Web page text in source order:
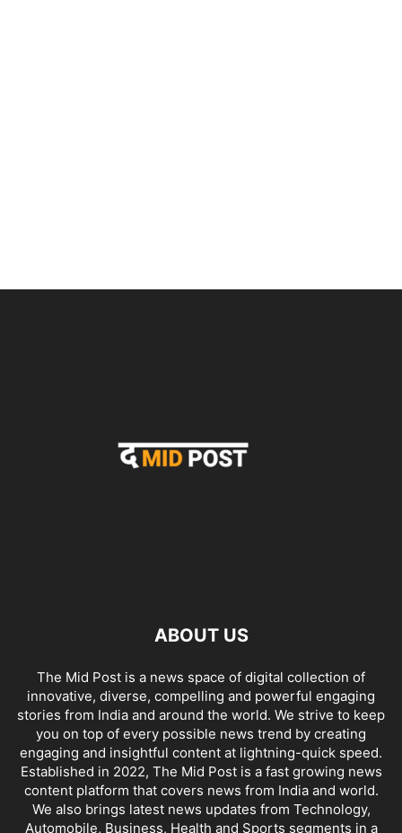
ABOUT US
The Mid Post is a news space of digital collection of
innovative, diverse, compelling and powerful engaging
stories from India and around the world. We strive to keep
you on top of every possible news trend by creating
engaging and insightful content at lightning-quick speed.
Established in 2022, The Mid Post is a fast growing news
content platform that covers news from India and world.
We also brings latest news updates from Technology,
Automobile, Business, Health and Sports segments in a